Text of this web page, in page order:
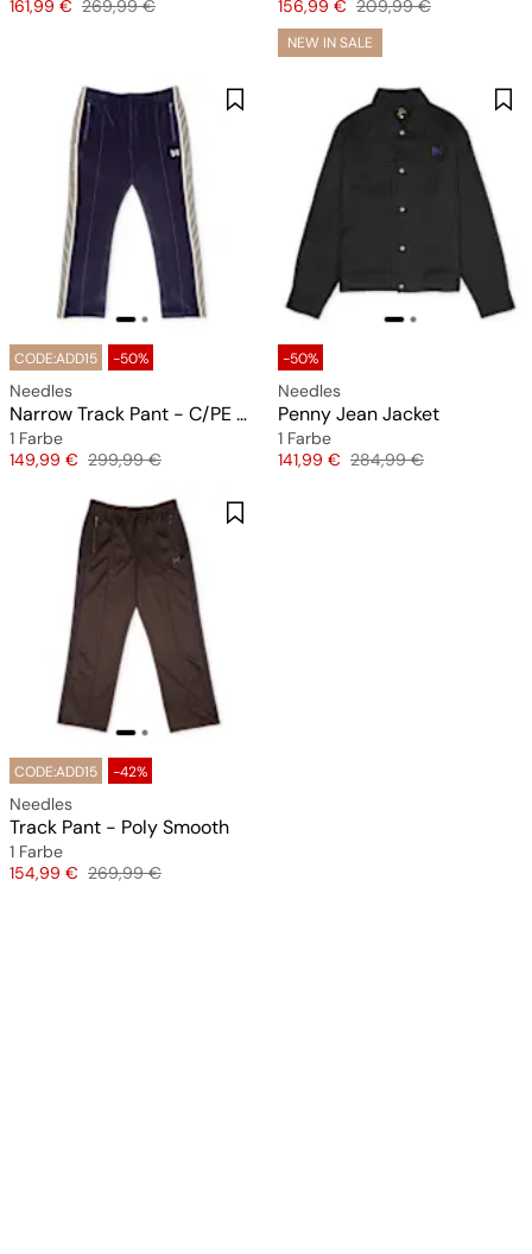
Preis
161,99 € Originalpreis
269,99 € Preis
156,99 € Originalpreis
209,99 €
NEW IN SALE
CODE:ADD15 -50%
Needles
Narrow Track Pant - C/PE Velour
1 Farbe
Preis
149,99 € Originalpreis
299,99 €
-50%
Needles
Penny Jean Jacket
1 Farbe
Preis
141,99 € Originalpreis
284,99 €
CODE:ADD15 -42%
Needles
Track Pant - Poly Smooth
1 Farbe
Preis
154,99 € Originalpreis
269,99 €